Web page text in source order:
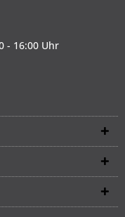
- 16:00 Uhr